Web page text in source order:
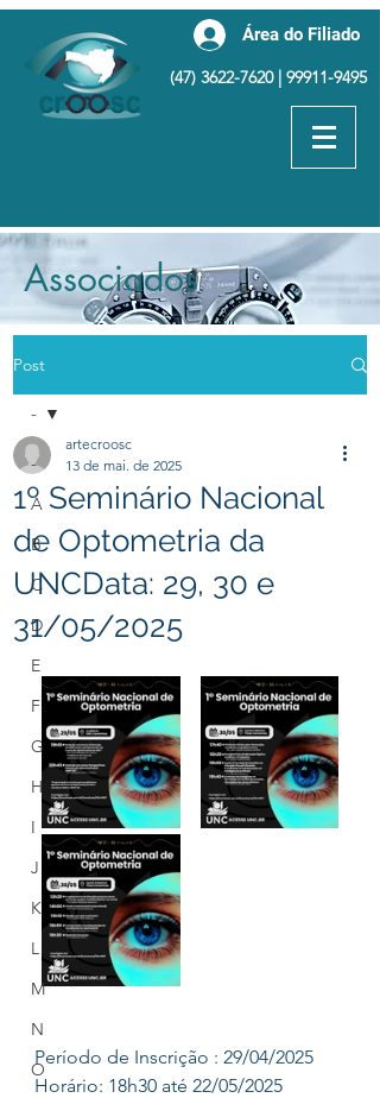
Área do Filiado
(47) 3622-7620| 99911-9495
Associados
Post
-
A
B
C
D
E
F
G
H
I
J
K
L
M
N
O
-
1º Seminário Nacional
de Optometria da
UNCData: 29, 30 e
31/05/2025
artecroosc
13 de mai. de 2025
Período de Inscrição : 29/04/2025
Horário: 18h30 até 22/05/2025